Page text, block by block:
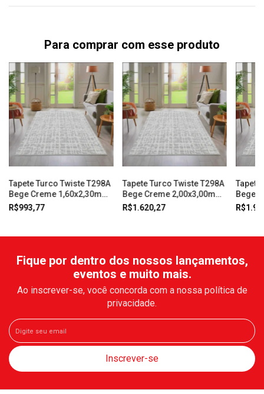
Para comprar com esse produto
Tapete Turco Twiste T298A
Bege Creme 1,60x2,30m
Abdalla
R$993,77
Tapete Turco Twiste T298A
Bege Creme 2,00x3,00m
Abdalla
R$1.620,27
Tapete
Bege
Fique por dentro dos nossos lançamentos,
eventos e muito mais.
Ao inscrever-se, você concorda com a nossa política de
privacidade.